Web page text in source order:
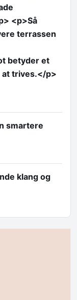
<p>Så
terrassen
betyder et
at trives.</p>
smartere
klang og